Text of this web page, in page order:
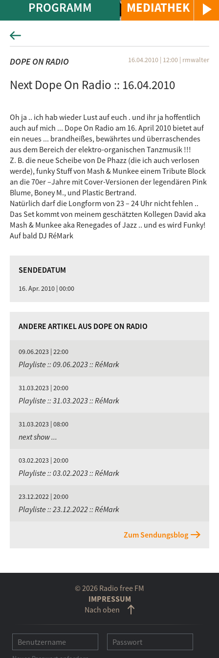
MEDIATHEK
PROGRAMM
DOPE ON RADIO 16.04.2010 | 12:00 | rmwalter
Next Dope On Radio :: 16.04.2010
Oh ja .. ich hab wieder Lust auf euch . und ihr ja hoffentlich
auch auf mich ... Dope On Radio am 16. April 2010 bietet auf
ein neues ... brandheißes, bewährtes und überraschendes
aus dem Bereich der elektro-organischen Tanzmusik !!!
Z. B. die neue Scheibe von De Phazz (die ich auch verlosen
werde), funky Stuff von Mash & Munkee einem Tribute Block
an die 70er –Jahre mit Cover-Versionen der legendären Pink
Blume, Boney M., und Plastic Bertrand.
Natürlich darf die Longform von 23 – 24 Uhr nicht fehlen ..
Das Set kommt von meinem geschätzten Kollegen David aka
Mash & Munkee aka Renegades of Jazz .. und es wird Funky!
Auf bald DJ RéMark
SENDEDATUM
16. Apr. 2010 | 00:00
ANDERE ARTIKEL AUS DOPE ON RADIO
09.06.2023 | 22:00
Playliste :: 09.06.2023 :: RéMark
31.03.2023 | 20:00
Playliste :: 31.03.2023 :: RéMark
31.03.2023 | 08:00
next show ...
03.02.2023 | 20:00
Playliste :: 03.02.2023 :: RéMark
23.12.2022 | 20:00
Playliste :: 23.12.2022 :: RéMark
Zum Sendungsblog
© 2026 Radio free FM
IMPRESSUM
Nach oben